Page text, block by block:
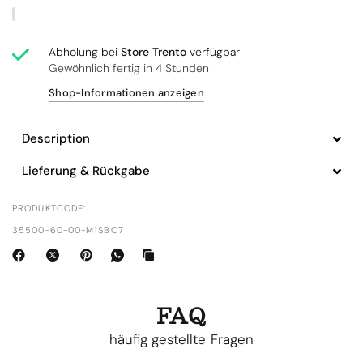
Abholung beiStore Trento verfügbar
Gewöhnlich fertig in 4 Stunden
Shop-Informationen anzeigen
Description
Lieferung & Rückgabe
PRODUKTCODE:
35500-60-00-M1SBC7
FAQ
häufig gestellte Fragen